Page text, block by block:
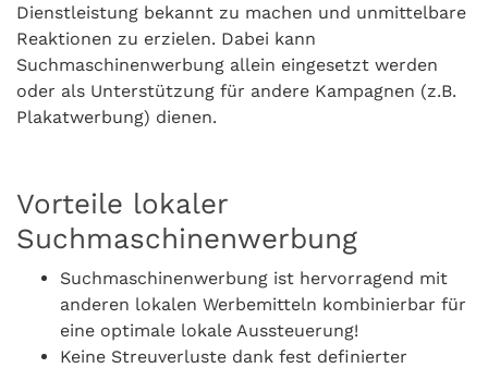
Dienstleistung bekannt zu machen und unmittelbare
Reaktionen zu erzielen. Dabei kann
Suchmaschinenwerbung allein eingesetzt werden
oder als Unterstützung für andere Kampagnen (z.B.
Plakatwerbung) dienen.
Vorteile lokaler
Suchmaschinenwerbung
Suchmaschinenwerbung ist hervorragend mit
anderen lokalen Werbemitteln kombinierbar für
eine optimale lokale Aussteuerung!
Keine Streuverluste dank fest definierter